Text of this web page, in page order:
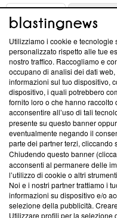
ABOUT
Questa sezione offre
News, sui nostri processi
creare news di qualità.
‘Trust Project - News with
ancora membro del
parte; Trust Project non
conformità agli standard.
Su di noi
Team editoriale
Corporate
Redazione
Utilizziamo i cookie e tecnologie
personalizzato rispetto alle tue
nostro traffico. Raccogliamo e
occupano di analisi dei dati
informazioni sul tuo dispositivo,
dispositivo, i quali potrebbero
fornito loro o che hanno
acconsentire all’uso di tali
presente su questo banner
eventualmente negando il
parte dei partner terzi, cliccando
Chiudendo questo banner
acconsenti al permanere delle
l’utilizzo di cookie o altri
Noi e i nostri partner trattiamo i
informazioni su dispositivo e/o
selezione della pubblicità.
Utilizzare profili per la selezione